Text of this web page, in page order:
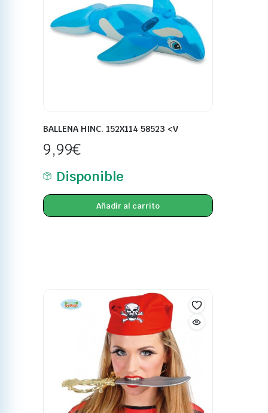
BALLENA HINC. 152X114 58523 <V
9,99€
Disponible
Añadir al carrito